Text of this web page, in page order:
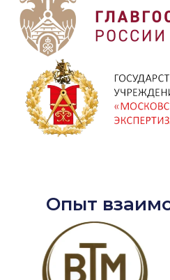
Опыт